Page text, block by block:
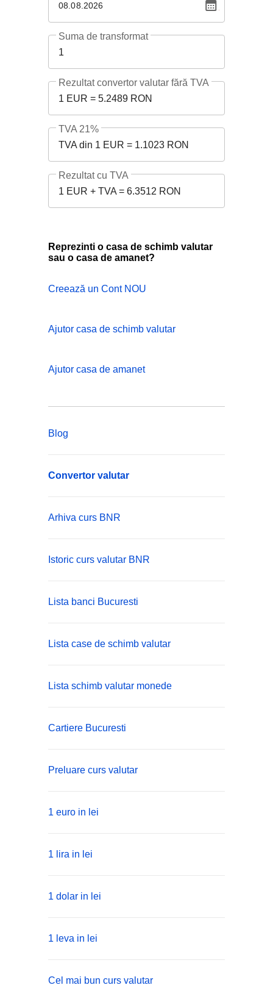
08.08.2026
1
Suma de transformat
1 EUR = 5.2489 RON
Rezultat convertor valutar fără TVA
TVA din 1 EUR = 1.1023 RON
TVA 21%
1 EUR + TVA = 6.3512 RON
Rezultat cu TVA
Reprezinti o casa de schimb valutar
sau o casa de amanet?
Creează un Cont NOU
Ajutor casa de schimb valutar
Ajutor casa de amanet
Blog
Convertor valutar
Arhiva curs BNR
Istoric curs valutar BNR
Lista banci Bucuresti
Lista case de schimb valutar
Lista schimb valutar monede
Cartiere Bucuresti
Preluare curs valutar
1 euro in lei
1 lira in lei
1 dolar in lei
1 leva in lei
Cel mai bun curs valutar